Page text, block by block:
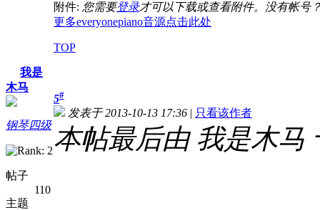
附件: 您需要登录才可以下载或查看附件。没有帐号
更多everyonepiano音源点击此处
TOP
我是
木马
钢琴四级
帖子
110
主题
5#
发表于 2013-10-13 17:36 | 只看该作者
本帖最后由 我是木马